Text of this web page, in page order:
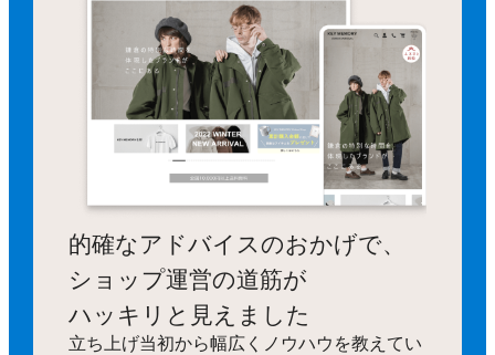
的確なアドバイスのおかげで、
ショップ運営の道筋が
ハッキリと見えました
立ち上げ当初から幅広くノウハウを教えてい